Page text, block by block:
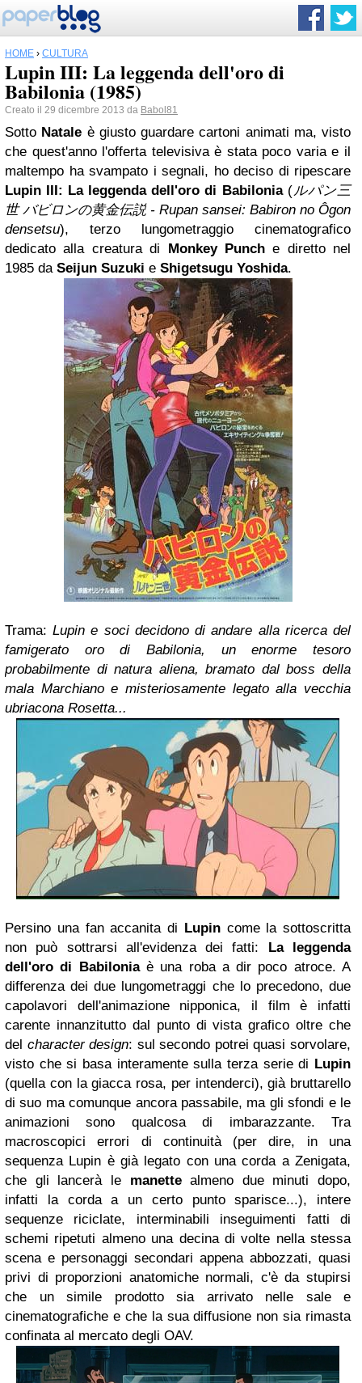
HOME › CULTURA
Lupin III: La leggenda dell'oro di
Babilonia (1985)
Creato il 29 dicembre 2013 da Babol81
Sotto Natale è giusto guardare cartoni animati ma, visto
che quest'anno l'offerta televisiva è stata poco varia e il
maltempo ha svampato i segnali, ho deciso di ripescare
Lupin III: La leggenda dell'oro di Babilonia(ルパン三
世 バビロンの黄金伝説 - Rupan sansei: Babiron no Ôgon
densetsu), terzo lungometraggio cinematografico
dedicato alla creatura di
Monkey Punch e diretto nel
1985 da Seijun Suzuki e Shigetsugu Yoshida.
Trama:Lupin e soci decidono di andare alla ricerca del
famigerato oro di Babilonia, un enorme tesoro
probabilmente di natura aliena, bramato dal boss della
mala Marchiano e misteriosamente legato alla vecchia
ubriacona Rosetta...
Persino una fan accanita di Lupin come la sottoscritta
non può sottrarsi all'evidenza dei fatti: La leggenda
dell'oro di Babiloniaè una roba a dir poco atroce. A
differenza dei due lungometraggi che lo precedono, due
capolavori dell'animazione nipponica, il film è infatti
carente innanzitutto dal punto di vista grafico oltre che
del character design: sul secondo potrei quasi sorvolare,
visto che si basa interamente sulla terza serie di Lupin
(quella con la giacca rosa, per intenderci), già bruttarello
di suo ma comunque ancora passabile, ma gli sfondi e le
animazioni sono qualcosa di imbarazzante. Tra
macroscopici errori di continuità (per dire, in una
sequenza Lupin è già legato con una corda a Zenigata,
che gli lancerà le manettealmeno due minuti dopo,
infatti la corda a un certo punto sparisce...), intere
sequenze riciclate, interminabili inseguimenti fatti di
schemi ripetuti almeno una decina di volte nella stessa
scena e personaggi secondari appena abbozzati, quasi
privi di proporzioni anatomiche normali, c'è da stupirsi
che un simile prodotto sia arrivato nelle sale e
cinematografiche e che la sua diffusione non sia rimasta
confinata al mercato degli OAV.